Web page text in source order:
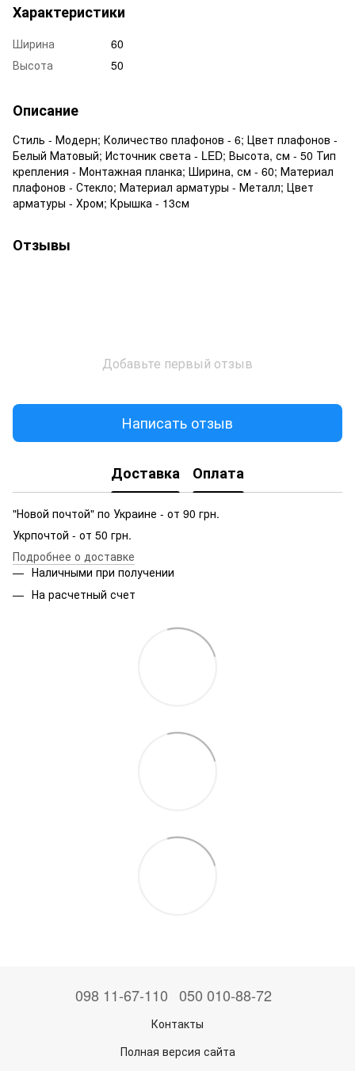
Характеристики
Ширина
60
Высота
50
Описание
Стиль - Модерн; Количество плафонов - 6; Цвет плафонов -
Белый Матовый; Источник света - LED; Высота, см - 50 Тип
крепления - Монтажная планка; Ширина, см - 60; Материал
плафонов - Стекло; Материал арматуры - Металл; Цвет
арматуры - Хром; Крышка - 13см
Отзывы
Добавьте первый отзыв
Написать отзыв
Доставка Оплата
"Новой почтой" по Украине - от 90 грн.
Укрпочтой - от 50 грн.
Подробнее о доставке
Наличными при получении
На расчетный счет
098 11-67-110 050 010-88-72
Контакты
Полная версия сайта